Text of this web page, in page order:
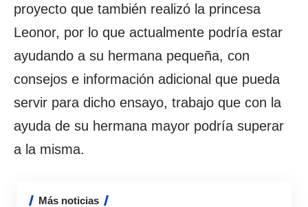
proyecto que también realizó la princesa
Leonor, por lo que actualmente podría estar
ayudando a su hermana pequeña, con
consejos e información adicional que pueda
servir para dicho ensayo, trabajo que con la
ayuda de su hermana mayor podría superar
a la misma.
Más noticias